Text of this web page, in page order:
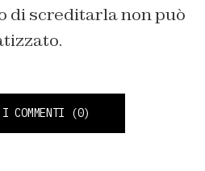
di screditarla non può
I COMMENTI (0)